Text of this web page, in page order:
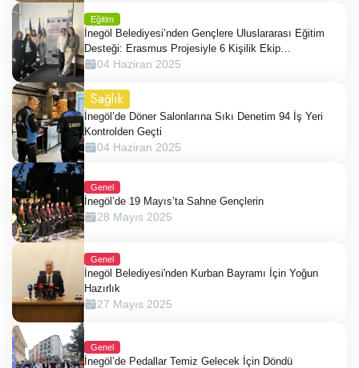
Eğitim
İnegöl Belediyesi’nden Gençlere Uluslararası Eğitim
Desteği: Erasmus Projesiyle 6 Kişilik Ekip
Romanya’da
04 Haziran 2025
Sağlık
İnegöl’de Döner Salonlarına Sıkı Denetim 94 İş Yeri
Kontrolden Geçti
04 Haziran 2025
Genel
İnegöl’de 19 Mayıs’ta Sahne Gençlerin
28 Mayıs 2025
Genel
İnegöl Belediyesi'nden Kurban Bayramı İçin Yoğun
Hazırlık
27 Mayıs 2025
Genel
İnegöl’de Pedallar Temiz Gelecek İçin Döndü